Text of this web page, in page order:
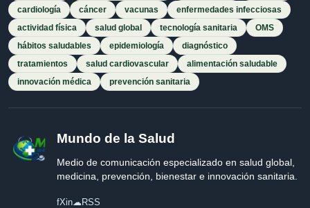
cardiología
cáncer vacunas
enfermedades infecciosas
actividad física
salud global tecnología sanitaria
OMS
hábitos saludables
epidemiología
diagnóstico
tratamientos
salud cardiovascular
alimentación saludable
innovación médica
prevención sanitaria
Mundo de la Salud
Medio de comunicación especializado en salud global,
medicina, prevención, bienestar e innovación sanitaria.
fXin☁RSS